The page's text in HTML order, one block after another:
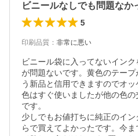
ビニールなしでも問題なか
5
印刷品質 ： 非常に悪い
ビニール袋に入ってないイン
が問題ないです。黄色のテー
う新品と信用できますのでオ
色はすぐ使いましたが他の色
です。
少しでもお値打ちに純正のイ
らで買えてよかったです。今